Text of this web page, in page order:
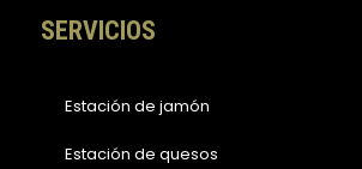
SERVICIOS
Estación de jamón
Estación de quesos